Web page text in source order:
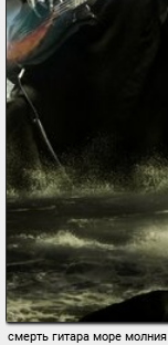
смерть гитара море молния